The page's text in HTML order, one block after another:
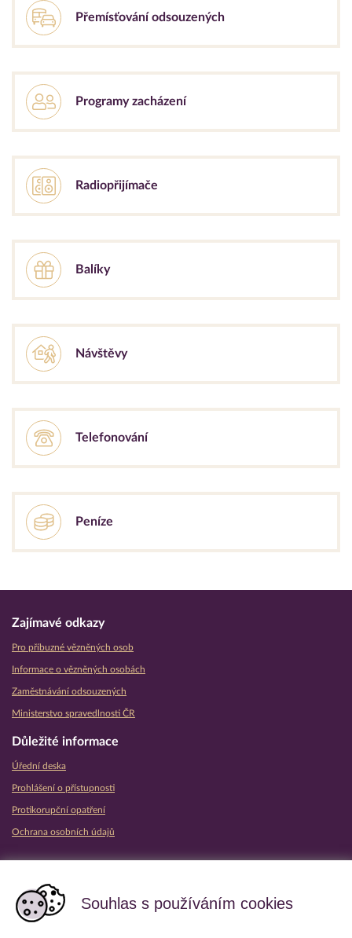
Souhlas s používáním cookies
Přemísťování odsouzených
Programy zacházení
Radiopřijímače
Balíky
Návštěvy
Telefonování
Peníze
Zajímavé odkazy
Pro příbuzné vězněných osob
Informace o vězněných osobách
Zaměstnávání odsouzených
Ministerstvo spravedlnosti ČR
Důležité informace
Úřední deska
Prohlášení o přístupnosti
Protikorupční opatření
Ochrana osobních údajů